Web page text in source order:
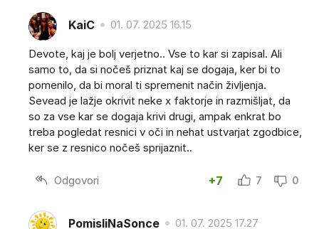
KaiC 01. 07. 2025 16.15
Devote, kaj je bolj verjetno.. Vse to kar si zapisal. Ali
samo to, da si nočeš priznat kaj se dogaja, ker bi to
pomenilo, da bi moral ti spremenit način življenja.
Sevead je lažje okrivit neke x faktorje in razmišljat, da
so za vse kar se dogaja krivi drugi, ampak enkrat bo
treba pogledat resnici v oči in nehat ustvarjat zgodbice,
ker se z resnico nočeš sprijaznit..
Odgovori +7 7 0
PomisliNaSonce 01. 07. 2025 17.27